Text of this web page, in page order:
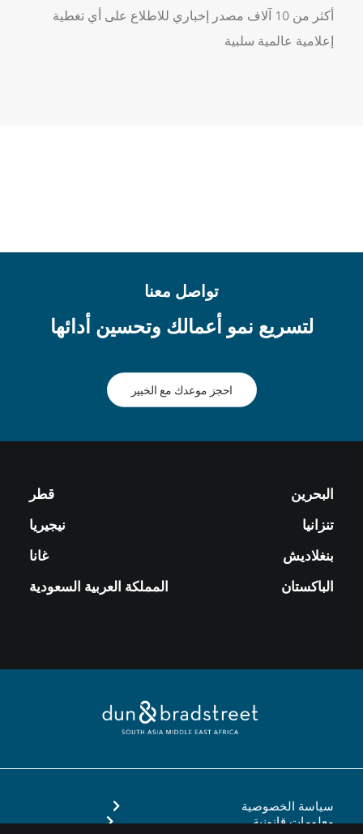
أكثر من 10 آلاف مصدر إخباري للاطلاع على أي تغطية
إعلامية عالمية سلبية
تواصل معنا
لتسريع نمو أعمالك وتحسين أدائها
احجز موعدك مع الخبير
البحرين
تنزانيا
بنغلاديش
الباكستان
قطر
نيجيريا
غانا
المملكة العربية السعودية
سياسة الخصوصية
معلومات قانونية